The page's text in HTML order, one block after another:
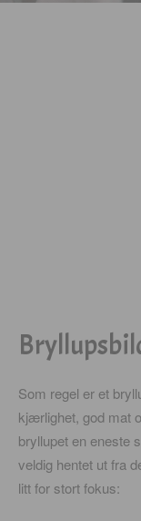
Som regel er et
kjærlighet, god mat
bryllupet en eneste
veldig hentet ut fra
litt for stort fokus: